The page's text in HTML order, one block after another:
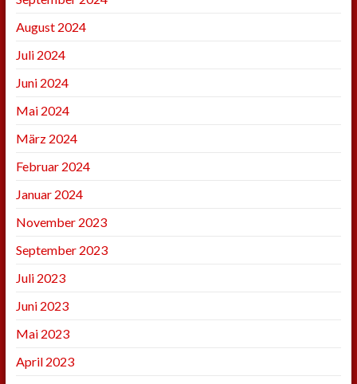
August 2024
Juli 2024
Juni 2024
Mai 2024
März 2024
Februar 2024
Januar 2024
November 2023
September 2023
Juli 2023
Juni 2023
Mai 2023
April 2023